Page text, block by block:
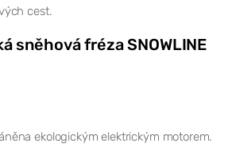
cest.
sněhová fréza SNOWLINE
ekologickým elektrickým motorem.